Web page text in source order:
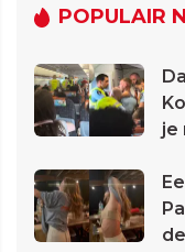
POPULAIR
je